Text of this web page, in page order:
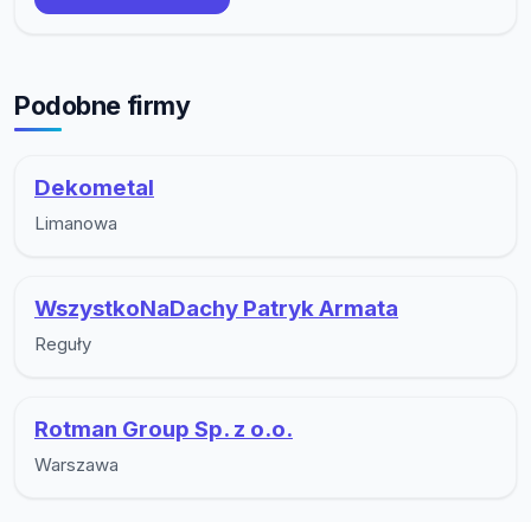
Podobne firmy
Dekometal
Limanowa
WszystkoNaDachy Patryk Armata
Reguły
Rotman Group Sp. z o.o.
Warszawa